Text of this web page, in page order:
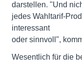
darstellen. "Und
jedes Wahltarif-
interessant
oder sinnvoll",
Wesentlich für die